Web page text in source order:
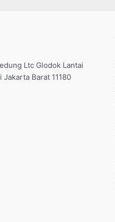
Ltc Glodok Lantai
Jakarta Barat 11180